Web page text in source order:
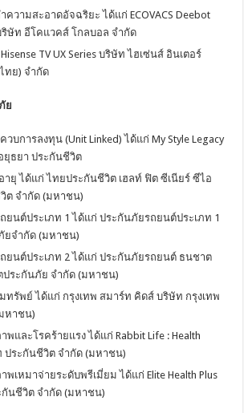
ามสะอาดอัจฉริยะ ได้แก่ ECOVACS Deebot
ริษัท อีโคแวคส์ โกลบอล จำกัด
TV UX Series บริษัท ไฮเซ่นส์ อินเตอร์
ทย) จำกัด
ย
บการลงทุน (Unit Linked) ได้แก่ My Style Legacy
ยุธยา ประกันชีวิต
ายุ ได้แก่ ไทยประกันชีวิต เฮลท์ ฟิต ซีเนียร์ ซีไอ
ต จำกัด (มหาชน)
ยนต์ประเภท 1 ได้แก่ ประกันภัยรถยนต์ประเภท 1
ยจำกัด (มหาชน)
ยนต์ประเภท 2 ได้แก่ ประกันภัยรถยนต์ ธนชาต
ระกันภัย จำกัด (มหาชน)
ทรัพย์ ได้แก่ กรุงเทพ สมาร์ท คิดส์ บริษัท กรุงเทพ
หาชน)
และโรคร้ายแรง ได้แก่ Rabbit Life : Health
ประกันชีวิต จำกัด (มหาชน)
เหมาจ่ายระดับพรีเมี่ยม ได้แก่ Elite Health Plus
กันชีวิต จำกัด (มหาชน)